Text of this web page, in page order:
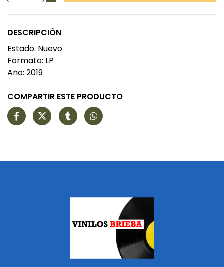
DESCRIPCIÓN
Estado: Nuevo
Formato: LP
Año: 2019
COMPARTIR ESTE PRODUCTO